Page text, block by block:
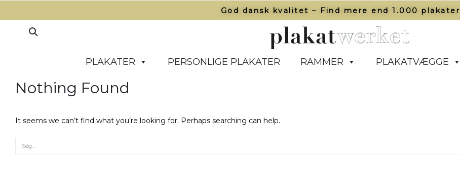
God dansk kvalitet – Find mere end 1.000 plakater​
PLAKATER PERSONLIGE PLAKATER RAMMER PLAKATVÆGGE
Nothing Found
It seems we can’t find what you’re looking for. Perhaps searching can help.